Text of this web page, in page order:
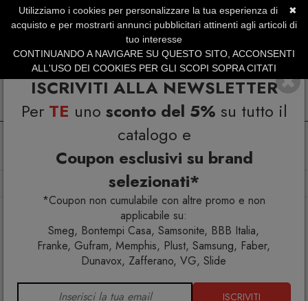
ISCRIVITI ALLA NEWSLETTER
Per TE uno sconto del 5% su tutto il
catalogo e
Coupon esclusivi su brand
selezionati*
*Coupon non cumulabile con altre promo e non
applicabile su:
Smeg, Bontempi Casa, Samsonite, BBB Italia,
Franke, Gufram, Memphis, Plust, Samsung, Faber,
Dunavox, Zafferano, VG, Slide
ISCRIVITI
SERVIZIO CLIENTI +39.0773.470.562
SUMMER SALES | Fino al 31 Agosto
Arredo esterno Divani
✖
Utilizziamo i cookies per personalizzare la tua esperienza di
acquisto e per mostrarti annunci pubblicitari attinenti agli articoli di
tuo interesse
CONTINUANDO A NAVIGARE SU QUESTO SITO, ACCONSENTI
ALL'USO DEI COOKIES PER GLI SCOPI SOPRA CITATI